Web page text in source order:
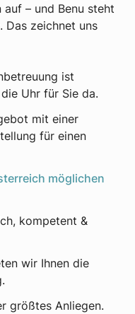
– und Benu steht
Das zeichnet uns
ist
Uhr für Sie da.
mit einer
für einen
möglichen
kompetent &
wir Ihnen die
größtes Anliegen.